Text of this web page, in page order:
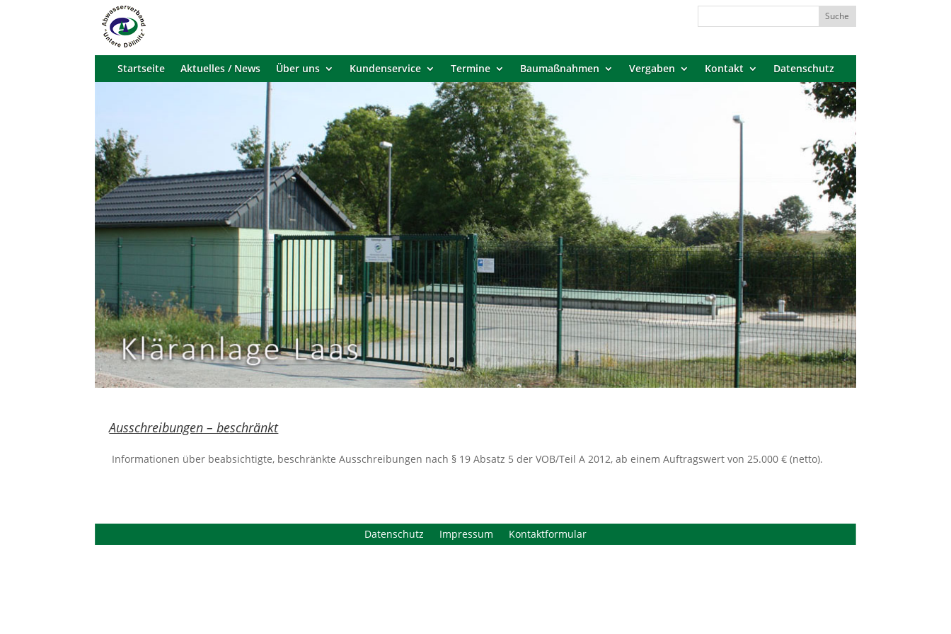
Startseite Aktuelles / News Über uns Kundenservice Termine Baumaßnahmen Vergaben Kontakt Datenschutz
Ausschreibungen – beschränkt
Informationen über beabsichtigte, beschränkte Ausschreibungen nach § 19 Absatz 5 der VOB/Teil A 2012, ab einem Auftragswert von 25.000 € (netto).
Datenschutz Impressum Kontaktformular